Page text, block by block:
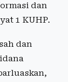
dan
1 KUHP.
dan